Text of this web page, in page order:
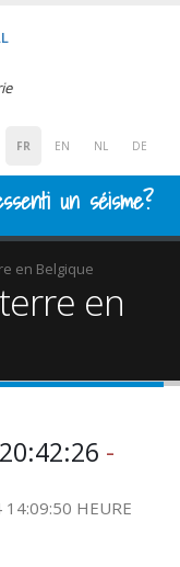
FR EN NL DE
un séisme?
en Belgique
en
-
HEURE